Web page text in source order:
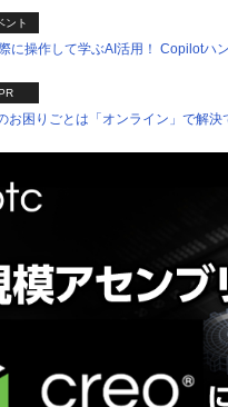
ント
に操作して学ぶAI活用！ Copilotハ
お困りごとは「オンライン」で解決